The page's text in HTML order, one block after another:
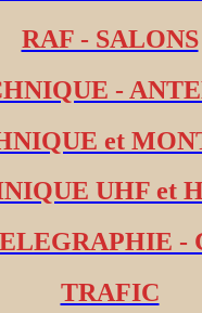
RAF - SALONS
-
et
UHF et
-
TRAFIC